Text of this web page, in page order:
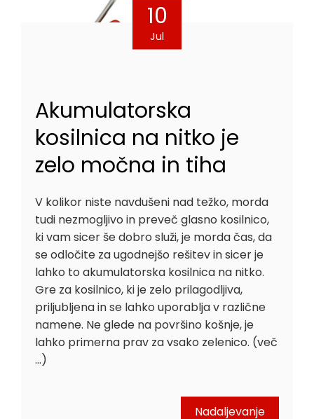
10
Jul
Akumulatorska
kosilnica na nitko je
zelo močna in tiha
V kolikor niste navdušeni nad težko, morda
tudi nezmogljivo in preveč glasno kosilnico,
ki vam sicer še dobro služi, je morda čas, da
se odločite za ugodnejšo rešitev in sicer je
lahko to akumulatorska kosilnica na nitko.
Gre za kosilnico, ki je zelo prilagodljiva,
priljubljena in se lahko uporablja v različne
namene. Ne glede na površino košnje, je
lahko primerna prav za vsako zelenico. (več
…)
Nadaljevanje